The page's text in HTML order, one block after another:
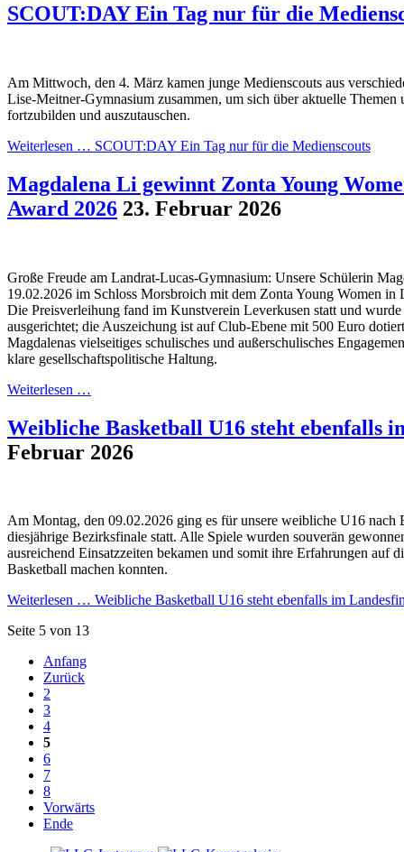
SCOUT:DAY Ein Tag nur für die
Am Mittwoch, den 4. März kamen junge Medienscouts aus
Lise-Meitner-Gymnasium zusammen, um sich über aktuelle
fortzubilden und auszutauschen.
Weiterlesen … SCOUT:DAY Ein Tag nur für die Medienscouts
Magdalena Li gewinnt Zonta Young
Award 2026 23. Februar 2026
Große Freude am Landrat-Lucas-Gymnasium: Unsere Schülerin
19.02.2026 im Schloss Morsbroich mit dem Zonta Young Women in
Die Preisverleihung fand im Kunstverein Leverkusen statt und
ausgerichtet; die Auszeichung ist auf Club-Ebene mit 500 Euro
Magdalenas vielseitiges schulisches und außerschulisches
klare gesellschaftspolitische Haltung.
Weiterlesen …
Weibliche Basketball U16 steht ebenfalls
Februar 2026
Am Montag, den 09.02.2026 ging es für unsere weibliche U16 nach
diesjährige Bezirksfinale statt. Alle Spiele wurden souverän
ausreichend Einsatzzeiten bekamen und somit ihre Erfahrungen auf
Basketball machen konnten.
Weiterlesen … Weibliche Basketball U16 steht ebenfalls im
Seite 5 von 13
Anfang
Zurück
2
3
4
5
6
7
8
Vorwärts
Ende